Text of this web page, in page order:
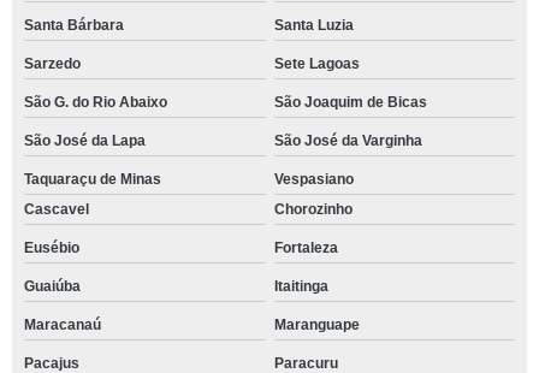
Santa Bárbara Santa Luzia
Sarzedo Sete Lagoas
São G. do Rio Abaixo São Joaquim de Bicas
São José da Lapa São José da Varginha
Taquaraçu de Minas
Vespasiano
Cascavel
Chorozinho
Eusébio Fortaleza
Guaiúba Itaitinga
Maracanaú Maranguape
Pacajus Paracuru